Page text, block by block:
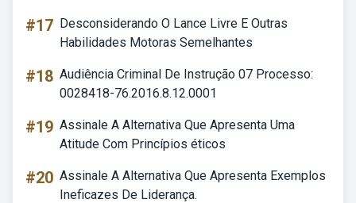
#17 Desconsiderando O Lance Livre E Outras
Habilidades Motoras Semelhantes
#18 Audiência Criminal De Instrução 07 Processo:
0028418-76.2016.8.12.0001
#19 Assinale A Alternativa Que Apresenta Uma
Atitude Com Princípios éticos
#20 Assinale A Alternativa Que Apresenta Exemplos
Ineficazes De Liderança.